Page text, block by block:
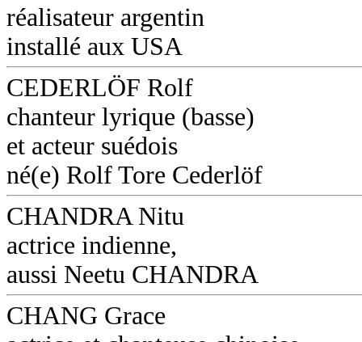
réalisateur argentin
installé aux USA
CEDERLÖF Rolf
chanteur lyrique (basse)
et acteur suédois
né(e) Rolf Tore Cederlöf
CHANDRA Nitu
actrice indienne,
aussi Neetu CHANDRA
CHANG Grace